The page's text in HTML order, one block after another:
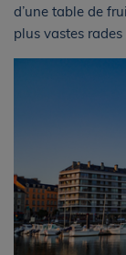
d’une table de
plus vastes